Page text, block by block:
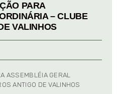
PARA
– CLUBE
VALINHOS
ASSEMBLÉIA GERAL
ANTIGO DE VALINHOS